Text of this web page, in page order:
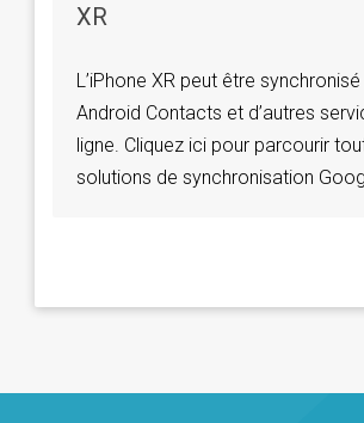
XR
L’iPhone XR peut être
Android Contacts et d’autres
ligne. Cliquez ici pour parcourir
solutions de synchronisation